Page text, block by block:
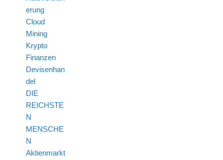
erung
Cloud
Mining
Krypto
Finanzen
Devisenhan
del
DIE
REICHSTE
N
MENSCHE
N
Aktienmarkt